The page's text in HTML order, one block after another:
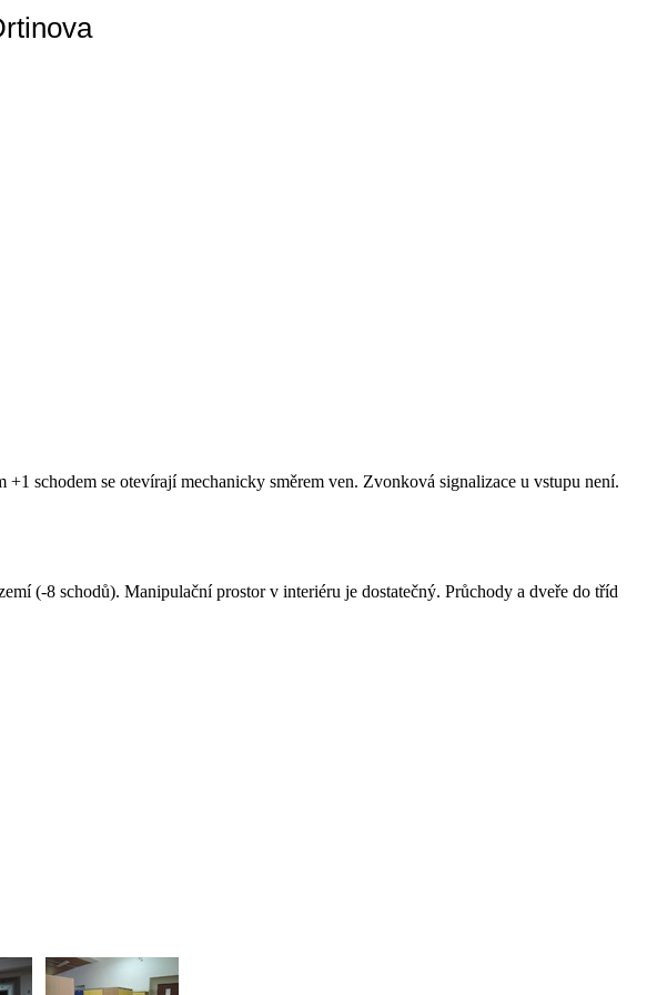
schodem se otevírají mechanicky směrem ven. Zvonková signalizace u vstupu není.
(-8 schodů). Manipulační prostor v interiéru je dostatečný. Průchody a dveře do tříd